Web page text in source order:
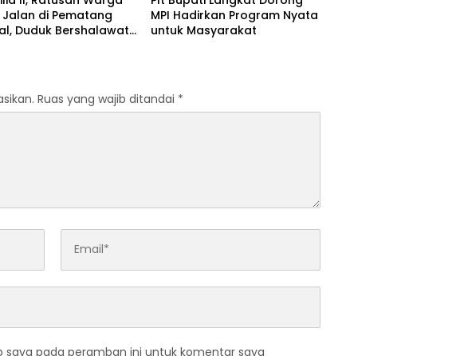
Jalan di Pematang
Duduk Bershalawat
MPI Hadirkan Program Nyata
untuk Masyarakat
Ruas yang wajib ditandai *
saya pada peramban ini untuk komentar saya